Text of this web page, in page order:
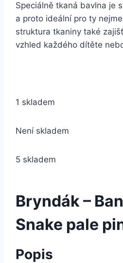
Speciálně tkaná bavlna je
a proto ideální pro ty
struktura tkaniny také
vzhled každého dítěte
1 skladem
Není skladem
5 skladem
Bryndák –
Snake pale
Popis